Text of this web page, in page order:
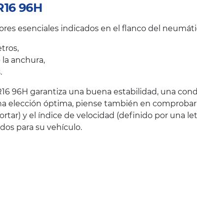
96H
esenciales indicados en el flanco del
anchura,
96H garantiza una buena estabilidad, una
elección óptima, piense también en
y el índice de velocidad (definido por una
para su vehículo.